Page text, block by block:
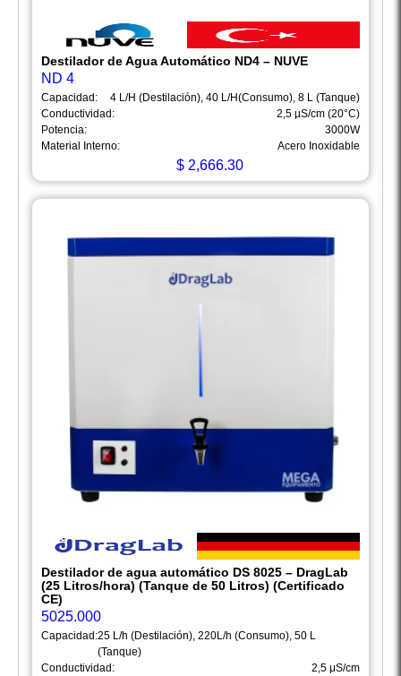
Destilador de Agua Automático ND4 – NUVE
ND 4
Capacidad:
4 L/H (Destilación), 40 L/H(Consumo), 8 L (Tanque)
Conductividad:
2,5 µS/cm (20°C)
Potencia:
3000W
Material Interno:
Acero Inoxidable
$2,666.30
Destilador de agua automático DS 8025 – DragLab
(25 Litros/hora) (Tanque de 50 Litros) (Certificado
CE)
5025.000
Capacidad:25 L/h (Destilación), 220L/h (Consumo), 50 L
(Tanque)
Conductividad:
2,5 μS/cm